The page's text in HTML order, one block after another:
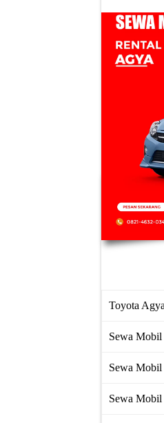
Toyota Agya
Sewa Mobil
Sewa Mobil
Sewa